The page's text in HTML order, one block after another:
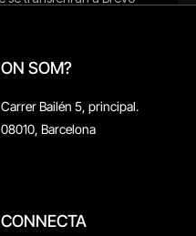
ON SOM?
Carrer Bailén 5, principal.
08010, Barcelona
CONNECTA